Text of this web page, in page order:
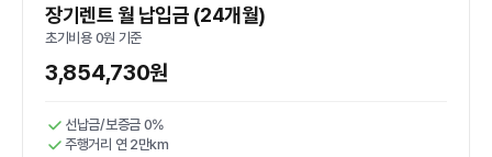
장기렌트 월 납입금 (24개월)
초기비용 0원 기준
3,854,730원
선납금/보증금 0%
주행거리 연 2만km